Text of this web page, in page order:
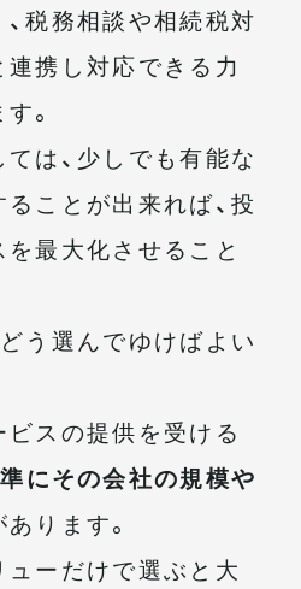
税務相談や相続税対
携し対応できる力
。
は、少しでも有能な
ことが出来れば、投
最大化させること
う選んでゆけばよい
スの提供を受ける
にその会社の規模や
あります。
ューだけで選ぶと大